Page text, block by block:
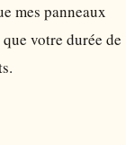
mes panneaux
votre durée de